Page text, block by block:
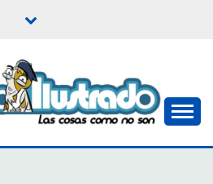
ILUSTRADO